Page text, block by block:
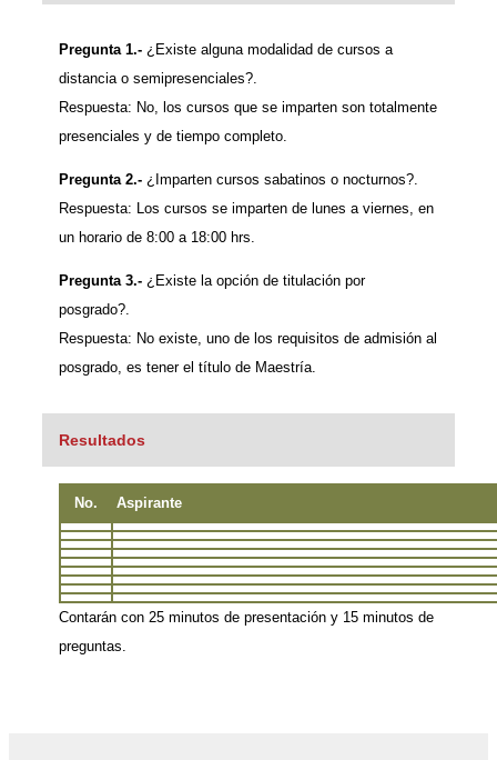
Pregunta 1.- ¿Existe alguna modalidad de cursos a
distancia o semipresenciales?.
Respuesta: No, los cursos que se imparten son totalmente
presenciales y de tiempo completo.
Pregunta 2.- ¿Imparten cursos sabatinos o nocturnos?.
Respuesta: Los cursos se imparten de lunes a viernes, en
un horario de 8:00 a 18:00 hrs.
Pregunta 3.- ¿Existe la opción de titulación por
posgrado?.
Respuesta: No existe, uno de los requisitos de admisión al
posgrado, es tener el título de Maestría.
Resultados
No. Aspirante
Contarán con 25 minutos de presentación y 15 minutos de
preguntas.